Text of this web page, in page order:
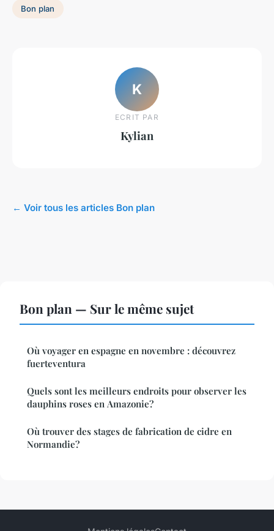
Bon plan
K
ECRIT PAR
Kylian
← Voir tous les articles Bon plan
Bon plan — Sur le même sujet
Où voyager en espagne en novembre : découvrez
fuerteventura
Quels sont les meilleurs endroits pour observer les
dauphins roses en Amazonie?
Où trouver des stages de fabrication de cidre en
Normandie?